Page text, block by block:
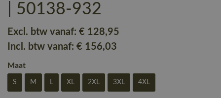
| 50138-932
Excl. btw vanaf: € 128,95
Incl. btw vanaf: € 156,03
Maat
S M L XL 2XL 3XL 4XL